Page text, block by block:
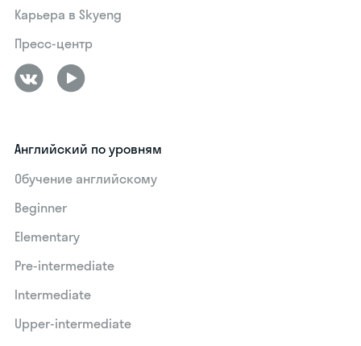
Карьера в Skyeng
Пресс-центр
Английский по уровням
Обучение английскому
Beginner
Elementary
Pre-intermediate
Intermediate
Upper-intermediate